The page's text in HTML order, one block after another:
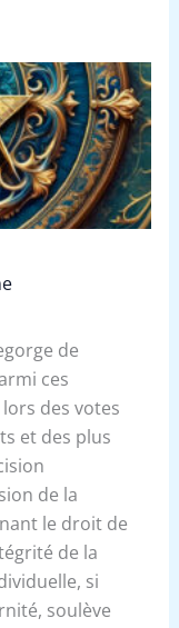
de
ces
des votes
et des plus
de la
le droit de
de la
si
soulève